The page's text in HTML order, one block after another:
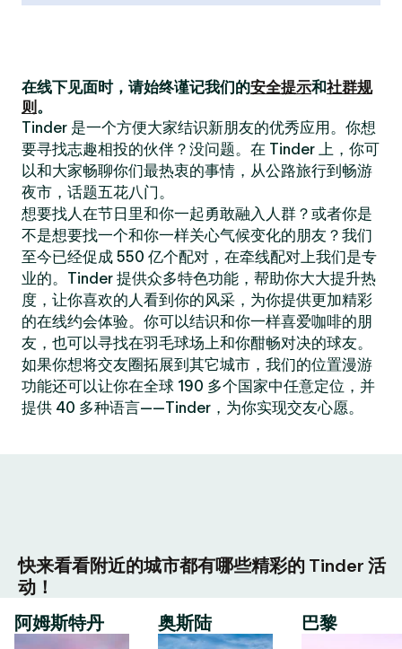
在线下见面时，请始终谨记我们的安全提示和社群规
则 。
Tinder 是一个方便大家结识新朋友的优秀应用。你想
要寻找志趣相投的伙伴？没问题。在 Tinder 上，你可
以和大家畅聊你们最热衷的事情，从公路旅行到畅游
夜市，话题五花八门。
想要找人在节日里和你一起勇敢融入人群？或者你是
不是想要找一个和你一样关心气候变化的朋友？我们
至今已经促成 550 亿个配对，在牵线配对上我们是专
业的。Tinder 提供众多特色功能，帮助你大大提升热
度，让你喜欢的人看到你的风采，为你提供更加精彩
的在线约会体验。你可以结识和你一样喜爱咖啡的朋
友，也可以寻找在羽毛球场上和你酣畅对决的球友。
如果你想将交友圈拓展到其它城市，我们的位置漫游
功能还可以让你在全球 190 多个国家中任意定位，并
提供 40 多种语言——Tinder，为你实现交友心愿。
快来看看附近的城市都有哪些精彩的 Tinder 活
动！
阿姆斯特丹
奥斯陆 巴黎